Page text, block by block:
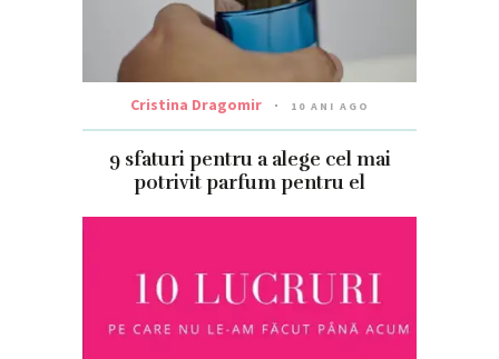
Cristina Dragomir 10 ANI AGO
9 sfaturi pentru a alege cel mai
potrivit parfum pentru el